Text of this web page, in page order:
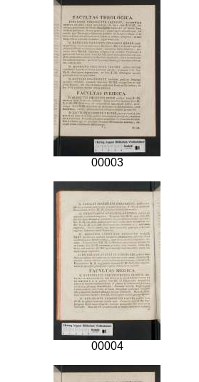
00003
00004